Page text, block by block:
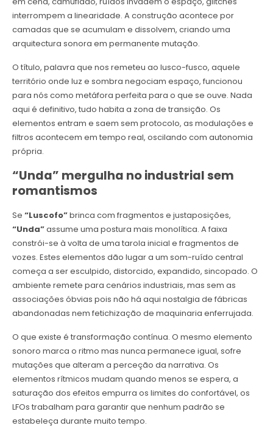
interrompem a linearidade. A construção acontece por
camadas que se acumulam e dissolvem, criando uma
arquitectura sonora em permanente mutação.
O título, palavra que nos remeteu ao lusco-fusco, aquele
território onde luz e sombra negociam espaço, funcionou
para nós como metáfora perfeita para o que se ouve. Nada
aqui é definitivo, tudo habita a zona de transição. Os
elementos entram e saem sem protocolo, as modulações e
filtros acontecem em tempo real, oscilando com autonomia
própria.
“Unda” mergulha no industrial sem
romantismos
Se “Luscofo”brinca com fragmentos e justaposições,
“Unda”assume uma postura mais monolítica. A faixa
constrói-se à volta de uma tarola inicial e fragmentos de
vozes. Estes elementos dão lugar a um som-ruído central
começa a ser esculpido, distorcido, expandido, sincopado. O
ambiente remete para cenários industriais, mas sem as
associações óbvias pois não há aqui nostalgia de fábricas
abandonadas nem fetichização de maquinaria enferrujada.
O que existe é transformação contínua. O mesmo elemento
sonoro marca o ritmo mas nunca permanece igual, sofre
mutações que alteram a perceção da narrativa. Os
elementos rítmicos mudam quando menos se espera, a
saturação dos efeitos empurra os limites do confortável, os
LFOs trabalham para garantir que nenhum padrão se
estabeleça durante muito tempo.